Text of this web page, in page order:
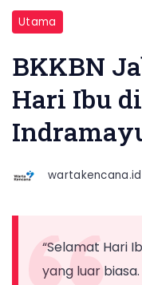
Utama
BKKBN
Hari Ibu
wartakencana.id
“Selamat Hari
yang luar